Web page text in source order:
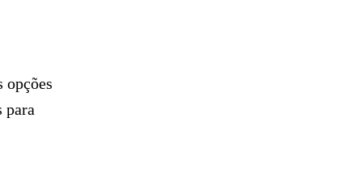
opções
para